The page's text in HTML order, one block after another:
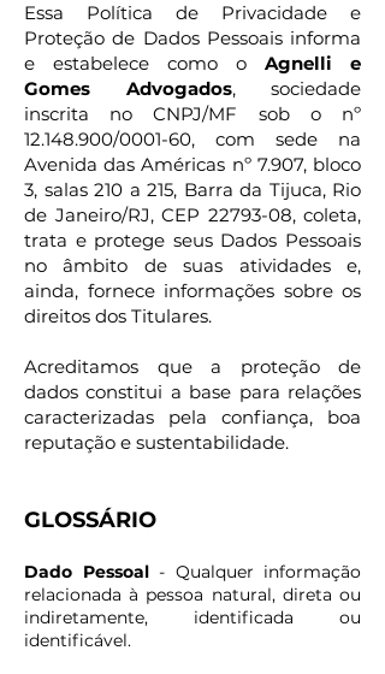
Essa Política de Privacidade e
Proteção de Dados Pessoais informa
e estabelece como o Agnelli e
Gomes Advogados, sociedade
inscrita no CNPJ/MF sob o nº
12.148.900/0001-60, com sede na
Avenida das Américas nº 7.907, bloco
3, salas 210 a 215, Barra da Tijuca, Rio
de Janeiro/RJ, CEP 22793-08, coleta,
trata e protege seus Dados Pessoais
no âmbito de suas atividades e,
ainda, fornece informações sobre os
direitos dos Titulares.
Acreditamos que a proteção de
dados constitui a base para relações
caracterizadas pela confiança, boa
reputação e sustentabilidade.
GLOSSÁRIO
Dado Pessoal- Qualquer informação
relacionada à pessoa natural, direta ou
indiretamente, identificada ou
identificável.